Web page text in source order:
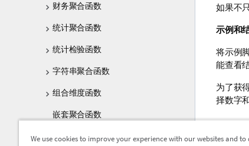
财务聚合函数
统计聚合函数
统计检验函数
字符串聚合函数
组合维度函数
嵌套聚合函数
Aggr - 图表函数
如果不
示例和
将示例
能查看
为了获
择数字
示例
We use cookies to improve your experience with our websites and